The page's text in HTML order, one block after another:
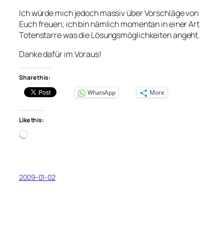
Ich würde mich jedoch massiv über Vorschläge von
Euch freuen; ich bin nämlich momentan in einer Art
Totenstarre was die Lösungsmöglichkeiten angeht.
Danke dafür im Voraus!
Share this:
WhatsApp
More
Like this:
Loading…
2009-01-02